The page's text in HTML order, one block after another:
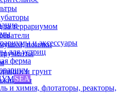
за террариумом
поилки
и грунт
и аксессуары
для устриц
ферма
SEA
и химия, флотаторы, реакторы,